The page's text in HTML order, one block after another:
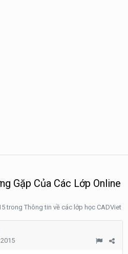
Gặp Của Các Lớp Online
trong Thông tin về các lớp học CADViet